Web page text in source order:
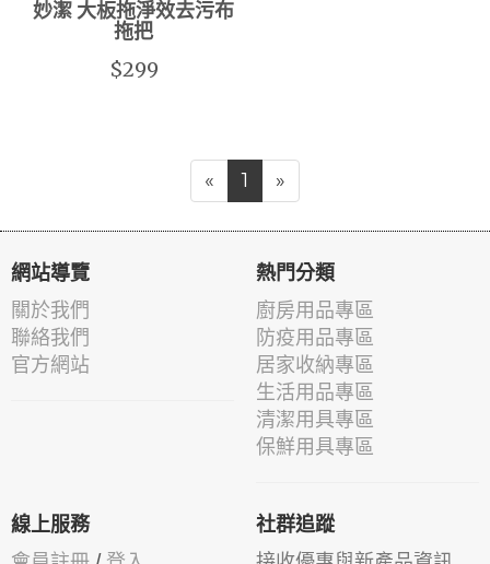
妙潔 大板拖淨效去污布
拖把
$299
« 1 »
網站導覽
關於我們
聯絡我們
官方網站
熱門分類
廚房用品專區
防疫用品專區
居家收納專區
生活用品專區
清潔用具專區
保鮮用具專區
線上服務 社群追蹤